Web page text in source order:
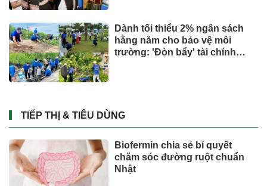
Dành tối thiểu 2% ngân sách
hằng năm cho bảo vệ môi
trường: 'Đòn bẩy' tài chính
TIẾP THỊ & TIÊU DÙNG
Biofermin chia sẻ bí quyết
chăm sóc đường ruột chuẩn
Nhật